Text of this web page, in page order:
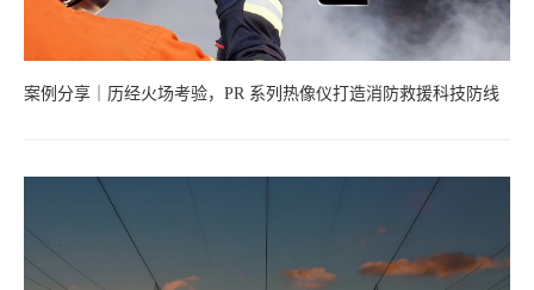
案例分享｜历经火场考验，PR 系列热像仪打造消防救援科技防线